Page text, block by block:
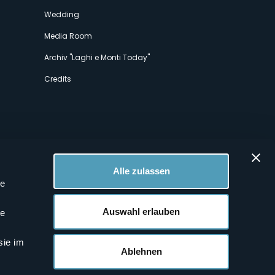
im
Alle zulassen
Auswahl erlauben
Ablehnen
Wedding
Media Room
Archiv "Laghi e Monti Today"
Credits